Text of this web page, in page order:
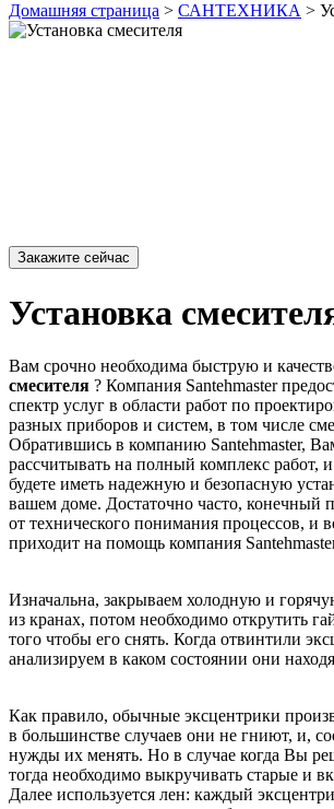
Домашняя страница > САНТЕХНИКА >
Закажите сейчас
Установка
Вам срочно необходима быструю и
смесителя ? Компания Santehmaster
спектр услуг в области работ по
разных приборов и систем, в том числе
Обратившись в компанию Santehmaster,
рассчитывать на полный комплекс работ,
будете иметь надежную и безопасную
вашем доме. Достаточно часто, конечный
от технического понимания процессов, и
приходит на помощь компания
Изначальна, закрываем холодную и
из кранах, потом необходимо открутить
того чтобы его снять. Когда отвинтили
анализируем в каком состоянии они
Как правило, обычные эксцентрики
в большинстве случаев они не гниют, и,
нужды их менять. Но в случае когда Вы
тогда необходимо выкручивать старые и
Далее используется лен: каждый